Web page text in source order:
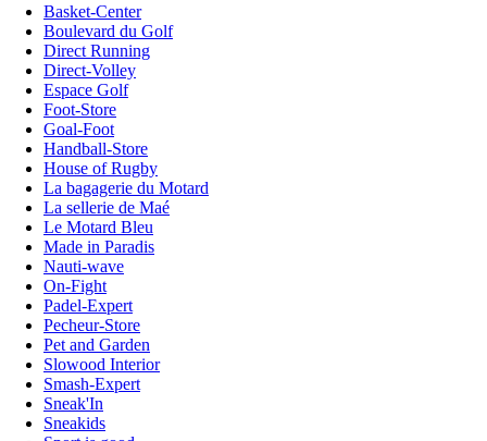
Basket-Center
Boulevard du Golf
Direct Running
Direct-Volley
Espace Golf
Foot-Store
Goal-Foot
Handball-Store
House of Rugby
La bagagerie du Motard
La sellerie de Maé
Le Motard Bleu
Made in Paradis
Nauti-wave
On-Fight
Padel-Expert
Pecheur-Store
Pet and Garden
Slowood Interior
Smash-Expert
Sneak'In
Sneakids